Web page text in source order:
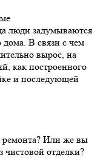
люди задумываются
дома. В связи с чем
вырос, на
как построенного
и последующей
ремонта? Или же вы
чистовой отделки?